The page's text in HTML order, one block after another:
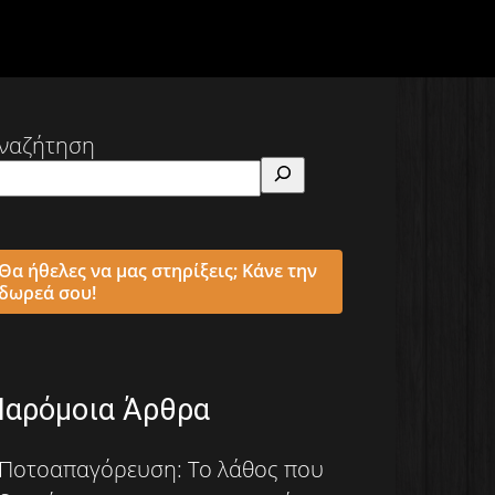
ήθελες να μας στηρίξεις; Κάνε την
σου!
Άρθρα
Το λάθος που